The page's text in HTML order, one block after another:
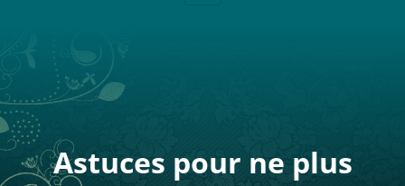
Astuces pour ne plus